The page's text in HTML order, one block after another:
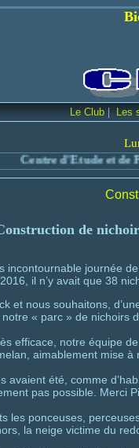
sur
Le Club | Les
et de Protection
de
incontournable journée
il n’y avait que 38
et nous souhaitons,
« parc » de nichoirs
efficace, notre équipe
aimablement mise
avaient été, comme
pas possible. Merci
les ponceuses,
la neige victime du